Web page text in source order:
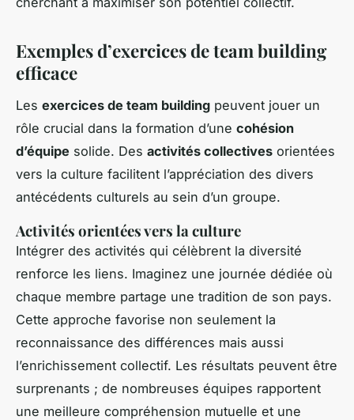
Exemples d’exercices de team building
efficace
Les exercices de team building peuvent jouer un
rôle crucial dans la formation d’une cohésion
d’équipe solide. Des activités collectives orientées
vers la culture facilitent l’appréciation des divers
antécédents culturels au sein d’un groupe.
Activités orientées vers la culture
Intégrer des activités qui célèbrent la diversité
renforce les liens. Imaginez une journée dédiée où
chaque membre partage une tradition de son pays.
Cette approche favorise non seulement la
reconnaissance des différences mais aussi
l’enrichissement collectif. Les résultats peuvent être
surprenants ; de nombreuses équipes rapportent
une meilleure compréhension mutuelle et une